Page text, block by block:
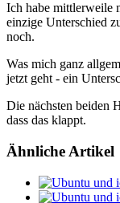
Ich habe mittlerweile
einzige Unterschied
noch.
Was mich ganz
jetzt geht - ein
Die nächsten beiden
dass das klappt.
Ähnliche Artikel